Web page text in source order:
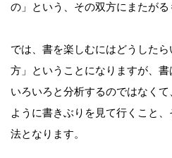
の」という、その双方にまたがる
では、書を楽しむにはどうした
方」ということになりますが、
いろいろと分析するのではなく
ように書きぶりを見て行くこと
法となります。